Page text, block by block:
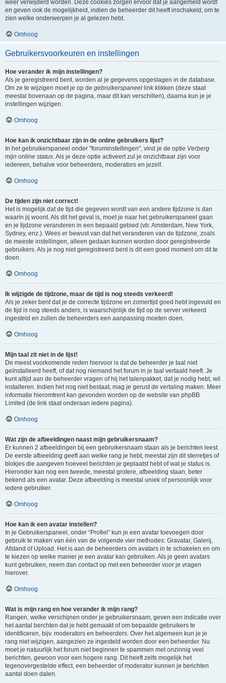
weer verwijderd worden. Deze cookies zorgen ervoor dat je aangemeld wordt
en geven ook de mogelijkheid, indien de beheerder dit heeft inschakeld, om te
zien welke onderwerpen je al gelezen hebt.
Omhoog
Gebruikersvoorkeuren en instellingen
Hoe verander ik mijn instellingen?
Als je geregistreerd bent, worden al je gegevens opgeslagen in de database.
Om ze te wijzigen moet je op de gebruikerspaneel link klikken (deze staat
meestal bovenaan op de pagina, maar dit kan verschillen), daarna kun je je
instellingen wijzigen.
Omhoog
Hoe kan ik onzichtbaar zijn in de online gebruikers lijst?
In het gebruikerspaneel onder "foruminstellingen", vind je de optie Verberg
mijn online status. Als je deze optie activeert zul je onzichtbaar zijn voor
iedereen, behalve voor beheerders, moderators en jezelf.
Omhoog
De tijden zijn niet correct!
Het is mogelijk dat de tijd die gegeven wordt van een andere tijdzone is dan
waarin jij woont. Als dit het geval is, moet je naar het gebruikerspaneel gaan
en je tijdzone veranderen in een bepaald gebied (vb: Amsterdam, New York,
Sydney, enz.). Wees er bewust van dat het veranderen van de tijdzone, zoals
de meeste instellingen, alleen gedaan kunnen worden door geregistreerde
gebruikers. Als je nog niet geregistreerd bent is dit een goed moment om dit te
doen.
Omhoog
Ik wijzigde de tijdzone, maar de tijd is nog steeds verkeerd!
Als je zeker bent dat je de correcte tijdzone en zomertijd goed hebt ingevuld en
de tijd is nog steeds anders, is waarschijnlijk de tijd op de server verkeerd
ingesteld en zullen de beheerders een aanpassing moeten doen.
Omhoog
Mijn taal zit niet in de lijst!
De meest voorkomende reden hiervoor is dat de beheerder je taal niet
geïnstalleerd heeft, of dat nog niemand het forum in je taal vertaald heeft. Je
kunt altijd aan de beheerder vragen of hij het talenpakket, dat je nodig hebt, wil
installeren. Indien het nog niet bestaat, mag je gerust de vertaling maken. Meer
informatie hieromtrent kan gevonden worden op de website van phpBB
Limited (de link staat onderaan iedere pagina).
Omhoog
Wat zijn de afbeeldingen naast mijn gebruikersnaam?
Er kunnen 2 afbeeldingen bij een gebruikersnaam staan als je berichten leest.
De eerste afbeelding geeft aan welke rang je hebt, meestal zijn dit sterretjes of
blokjes die aangeven hoeveel berichten je geplaatst hebt of wat je status is.
Hieronder kan nog een tweede, meestal grotere, afbeelding staan, beter
bekend als een avatar. Deze afbeelding is meestal uniek of persoonlijk voor
iedere gebruiker.
Omhoog
Hoe kan ik een avatar instellen?
In je Gebruikerspaneel, onder “Profiel” kun je een avatar toevoegen door
gebruik te maken van één van de volgende vier methodes: Gravatar, Galerij,
Afstand of Upload. Het is aan de beheerders om avatars in te schakelen en om
te kiezen op welke manier je een avatar kan gebruiken. Als je geen avatars
kunt gebruiken, neem dan contact op met een beheerder voor je vragen
hierover.
Omhoog
Wat is mijn rang en hoe verander ik mijn rang?
Rangen, welke verschijnen onder je gebruikersnaam, geven een indicatie over
het aantal berchten dat je hebt gemaakt of om bepaalde gebruikers te
identificeren, bijv. moderators en beheerders. Over het algemeen kun je je
rang niet wijzigen, aangezien ze ingesteld worden door een beheerder. Nu
moet je natuurlijk het forum niet beginnen te spammen met onzinnig veel
berichten, gewoon voor een hogere rang. Dit heeft zelfs mogelijk het
tegenovergestelde effect, een beheerder of moderator kunnen je berichten
aantal doen dalen.